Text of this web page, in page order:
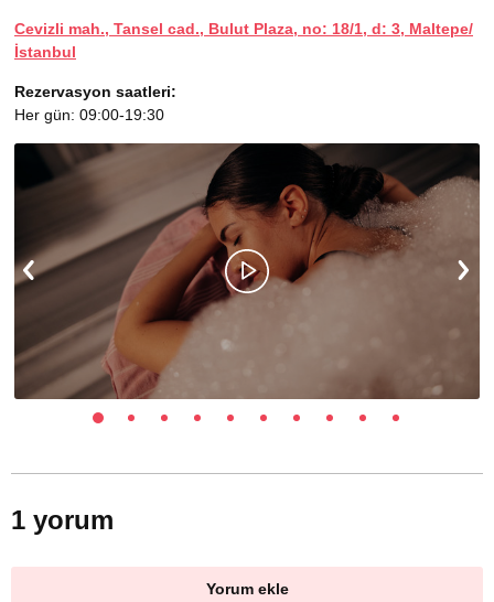
Cevizli mah., Tansel cad., Bulut Plaza, no: 18/1, d: 3, Maltepe/
İstanbul
Rezervasyon saatleri:
Her gün: 09:00-19:30
1 yorum
Yorum ekle